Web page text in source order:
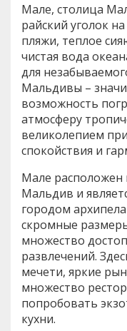
Мале, столица
райский уголок
пляжи, теплое
чистая вода
для
Мальдивы –
возможность
атмосферу
великолепием
спокойствия и
Мале расположен
Мальдив и
городом
скромные
множество
развлечений.
мечети, яркие
множество
попробовать
кухни.